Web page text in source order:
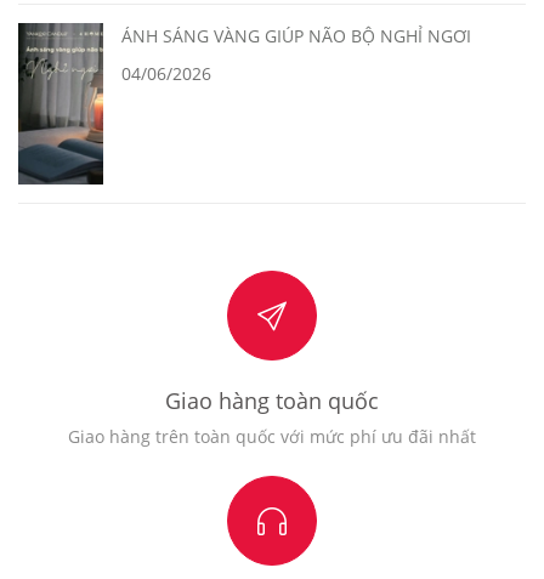
ÁNH SÁNG VÀNG GIÚP NÃO BỘ NGHỈ NGƠI
04/06/2026
Giao hàng toàn quốc
Giao hàng trên toàn quốc với mức phí ưu đãi nhất